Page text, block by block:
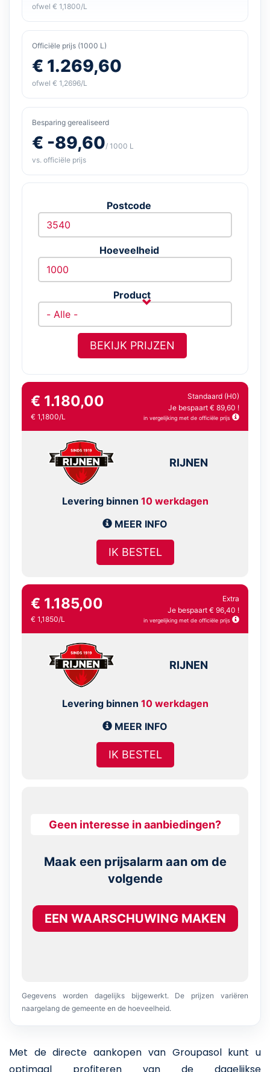
ofwel € 1,1800/L
Officiële prijs (1000 L)
€ 1.269,60
ofwel € 1,2696/L
Besparing gerealiseerd
€ -89,60/ 1000 L
vs. officiële prijs
Postcode
Hoeveelheid
Product
BEKIJK PRIJZEN
€ 1.180,00
€ 1,1800/L
Standaard (H0)
Je bespaart € 89,60 !
in vergelijking met de officiële prijs
RIJNEN
Levering binnen 10 werkdagen
MEER INFO
IK BESTEL
€ 1.185,00
€ 1,1850/L
Extra
Je bespaart € 96,40 !
in vergelijking met de officiële prijs
RIJNEN
Levering binnen 10 werkdagen
MEER INFO
IK BESTEL
Geen interesse in aanbiedingen?
Maak een prijsalarm aan om de
volgende
EEN WAARSCHUWING MAKEN
Gegevens worden dagelijks bijgewerkt. De prijzen variëren
naargelang de gemeente en de hoeveelheid.
Met de directe aankopen van Groupasol kunt u
optimaal profiteren van de dagelijkse